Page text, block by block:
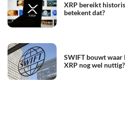
XRP bereikt
betekent dat?
SWIFT bouwt waar
XRP nog wel nuttig?